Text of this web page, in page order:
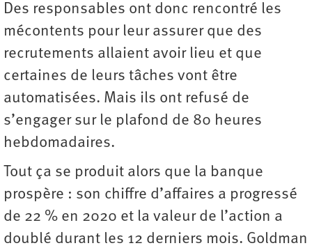
Des responsables ont donc rencontré les
mécontents pour leur assurer que des
recrutements allaient avoir lieu et que
certaines de leurs tâches vont être
automatisées. Mais ils ont refusé de
s’engager sur le plafond de 80 heures
hebdomadaires.
Tout ça se produit alors que la banque
prospère : son chiffre d’affaires a progressé
de 22 % en 2020 et la valeur de l’action a
doublé durant les 12 derniers mois. Goldman